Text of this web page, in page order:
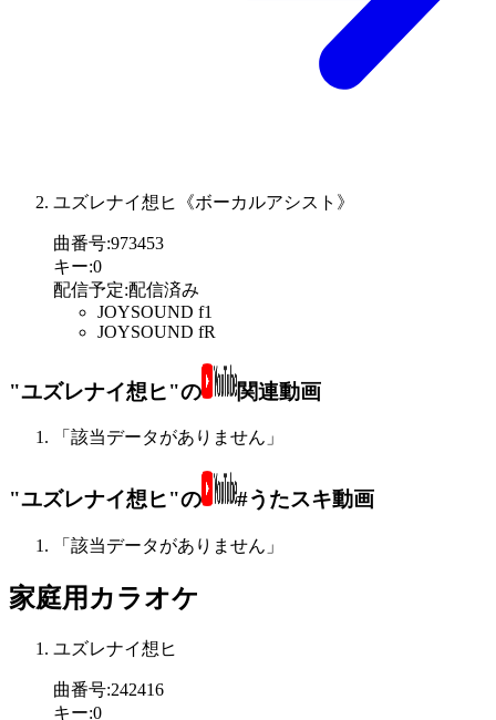
ユズレナイ想ヒ《ボーカルアシスト》
曲番号:973453
キー:0
配信予定:配信済み
JOYSOUND f1
JOYSOUND fR
"ユズレナイ想ヒ"の 関連動画
「該当データがありません」
"ユズレナイ想ヒ"の #うたスキ動画
「該当データがありません」
家庭用カラオケ
ユズレナイ想ヒ
曲番号:242416
キー:0